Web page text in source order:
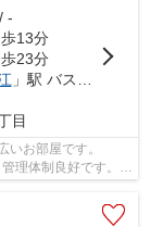
-
13分
23分
」駅 バス11分 「多摩川住宅中央」 停歩8分
目
お部屋です。
理体制良好です。 ■